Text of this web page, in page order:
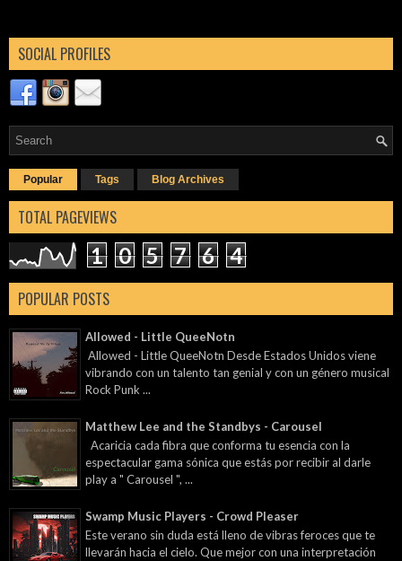
SOCIAL PROFILES
Popular Tags Blog Archives
TOTAL PAGEVIEWS
1 0 5 7 6 4
POPULAR POSTS
Allowed - Little QueeNotn
Allowed - Little QueeNotn Desde Estados Unidos viene
vibrando con un talento tan genial y con un género musical
Rock Punk ...
Matthew Lee and the Standbys - Carousel
Acaricia cada fibra que conforma tu esencia con la
espectacular gama sónica que estás por recibir al darle
play a " Carousel ", ...
Swamp Music Players - Crowd Pleaser
Este verano sin duda está lleno de vibras feroces que te
llevarán hacia el cielo. Que mejor con una interpretación